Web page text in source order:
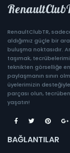
RenaultClubTR,
aldığımız güçle bir
buluşma noktasıdır.
taşımak,
teknikten görselliğe
paylaşmanın sınırı
üyelerimizin
parçası olun,
yaşatın!
BAĞLANTILAR